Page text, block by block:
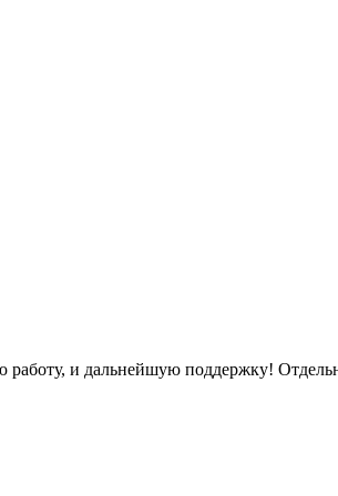
и дальнейшую поддержку!